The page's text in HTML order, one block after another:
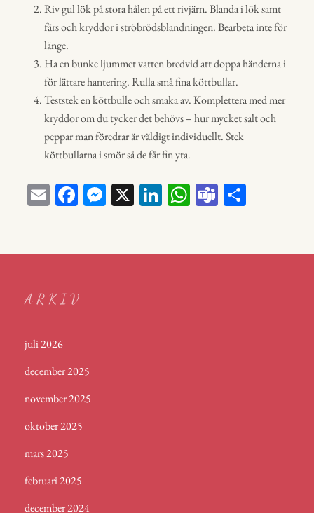
Riv gul lök på stora hålen på ett rivjärn. Blanda i lök samt
färs och kryddor i ströbrödsblandningen. Bearbeta inte för
länge.
Ha en bunke ljummet vatten bredvid att doppa händerna i
för lättare hantering. Rulla små fina köttbullar.
Teststek en köttbulle och smaka av. Komplettera med mer
kryddor om du tycker det behövs – hur mycket salt och
peppar man föredrar är väldigt individuellt. Stek
köttbullarna i smör så de får fin yta.
E Fa
ok
M
ge
X Li
In
W
A
Te
s
ARKIV
juli 2026
december 2025
november 2025
oktober 2025
mars 2025
februari 2025
december 2024